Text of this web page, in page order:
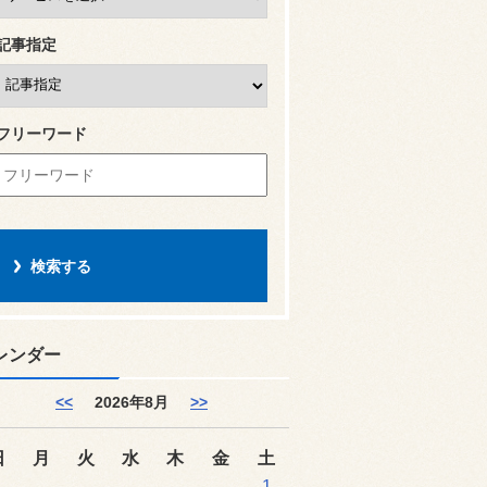
事指定
リーワード
ンダー
<< 2026年8月 >>
月 火 水 木 金
土